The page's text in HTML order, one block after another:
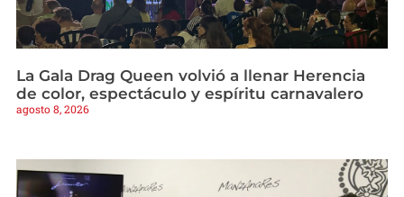
La Gala Drag Queen volvió a llenar Herencia
de color, espectáculo y espíritu carnavalero
agosto 8, 2026